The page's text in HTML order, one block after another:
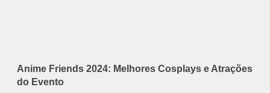
Anime Friends 2024: Melhores Cosplays e Atrações
do Evento